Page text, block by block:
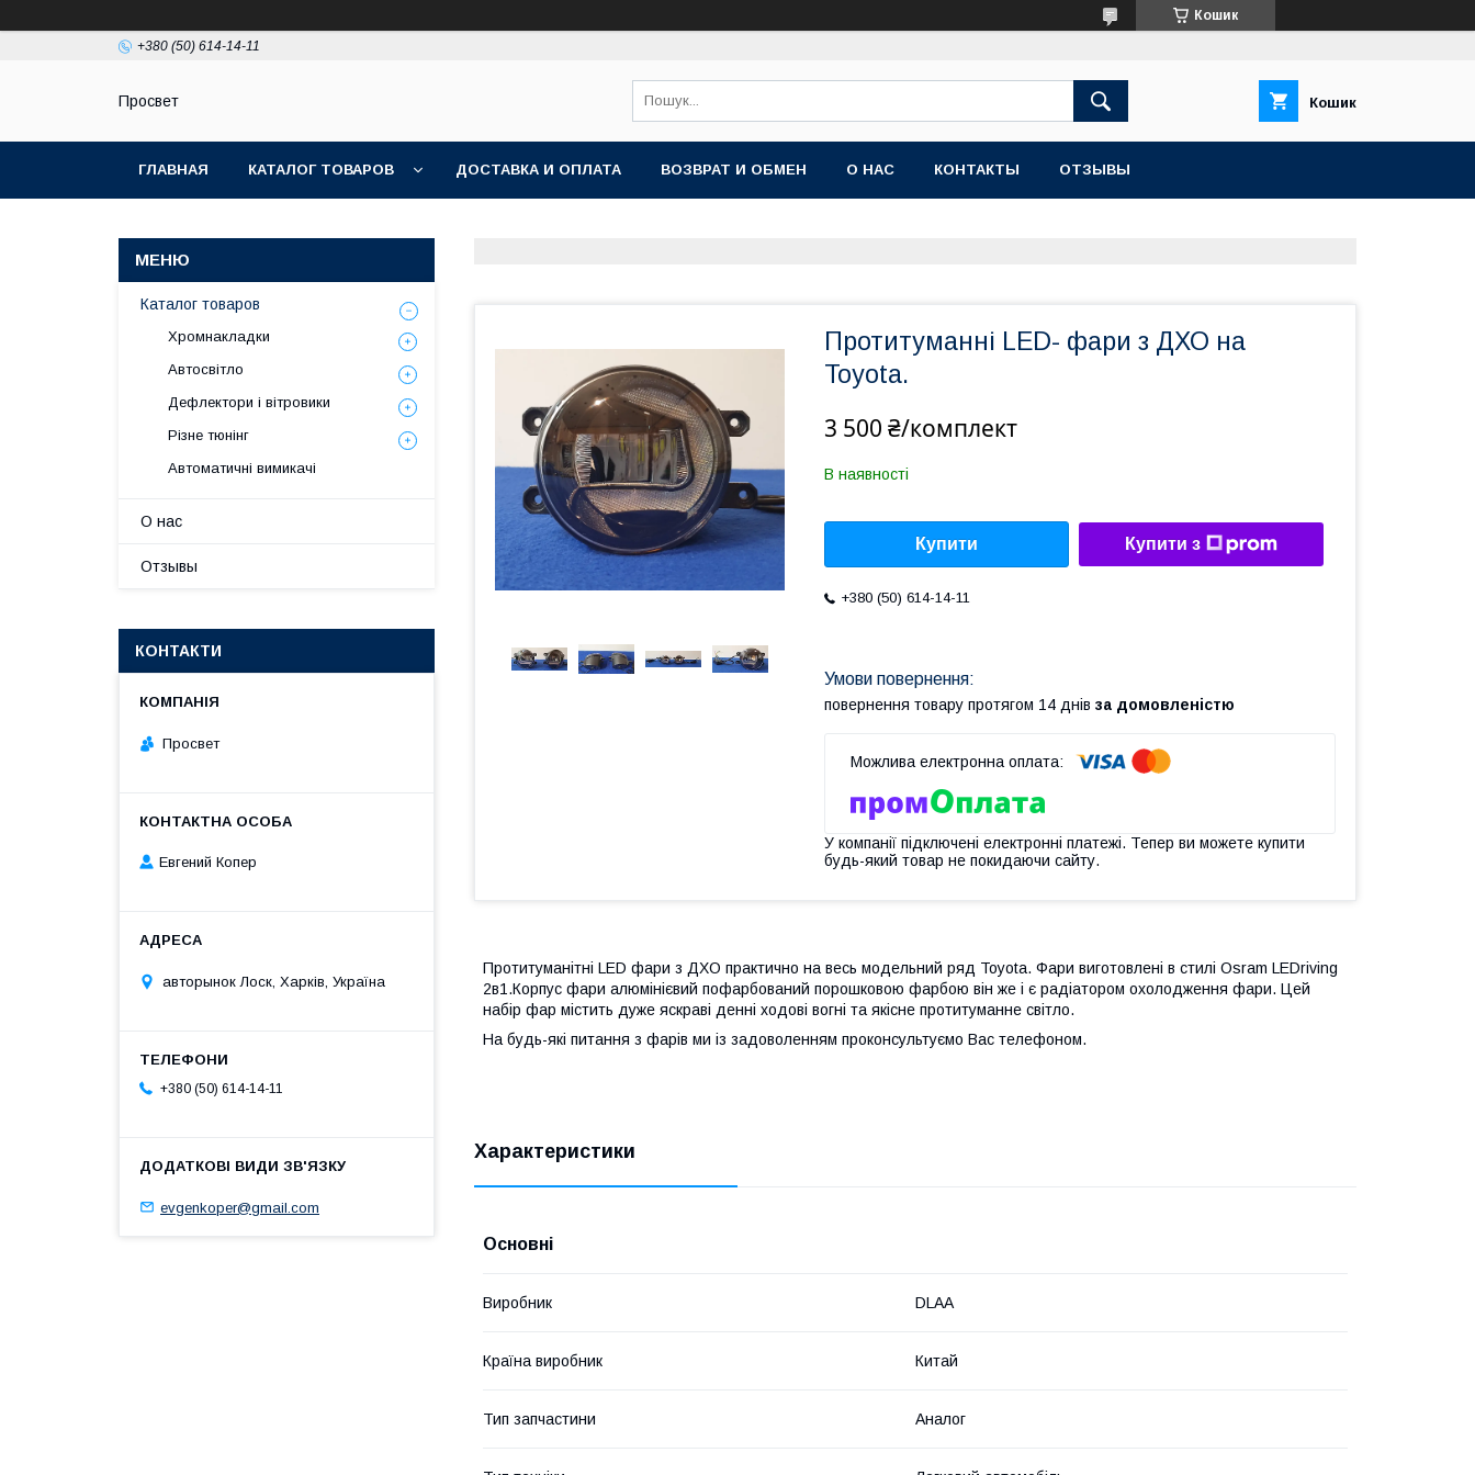
Кошик
+380 (50) 614-14-11
Просвет Кошик
ГЛАВНАЯ КАТАЛОГ ТОВАРОВ ДОСТАВКА И ОПЛАТА ВОЗВРАТ И ОБМЕН О НАС КОНТАКТЫ ОТЗЫВЫ
Протитуманні LED- фари з ДХО на
Toyota.
3 500 ₴/комплект
В наявності
Купити Купити з
+380 (50) 614-14-11
повернення товару протягом 14 днів за домовленістю
У компанії підключені електронні платежі. Тепер ви можете купити
будь-який товар не покидаючи сайту.
Протитуманітні LED фари з ДХО практично на весь модельний ряд Toyota. Фари виготовлені в стилі Osram LEDriving
2в1.Корпус фари алюмінієвий пофарбований порошковою фарбою він же і є радіатором охолодження фари. Цей
набір фар містить дуже яскраві денні ходові вогні та якісне протитуманне світло.
На будь-які питання з фарів ми із задоволенням проконсультуємо Вас телефоном.
Характеристики
Основні
Виробник DLAA
Країна виробник Китай
Тип запчастини Аналог
Каталог товаров
Хромнакладки
Автосвітло
Дефлектори і вітровики
Різне тюнінг
Автоматичні вимикачі
О нас
Отзывы
КОНТАКТИ
Просвет
Евгений Копер
авторынок Лоск, Харків, Україна
+380 (50) 614-14-11
evgenkoper@gmail.com